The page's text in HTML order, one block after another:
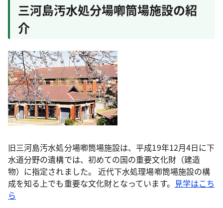
三河島汚水処分場喞筒場施設の紹
介
旧三河島汚水処分場喞筒場施設は、平成19年12月4日に下
水道分野の遺構では、初めての国の重要文化財（建造
物）に指定されました。 近代下水処理場喞筒場施設の構
成を知る上でも重要な文化財となっています。 見学はこち
ら